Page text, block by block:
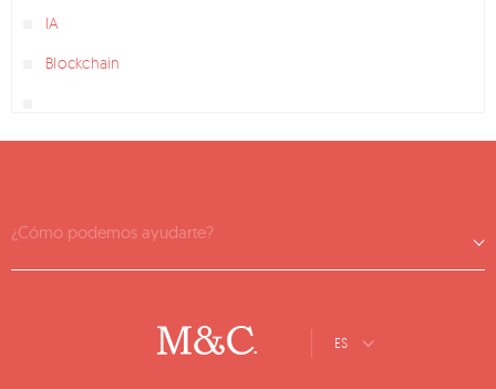
IA
Blockchain
¿Cómo podemos ayudarte?
ES